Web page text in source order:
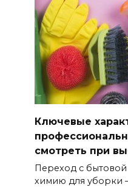
Ключевые
смотреть при
Переход с
химию для уборки